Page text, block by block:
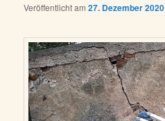
Veröffentlicht am27. Dezember 2020